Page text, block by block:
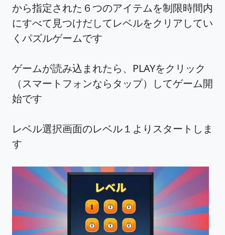
から指定された６つのアイテムを制限時間内
にすべて見つけだしてレベルをクリアしてい
くパズルゲームです
ゲームが読み込まれたら、PLAYをクリック
（スマートフォンならタップ）してゲーム開
始です
レベル選択画面のレベル１よりスタートしま
す